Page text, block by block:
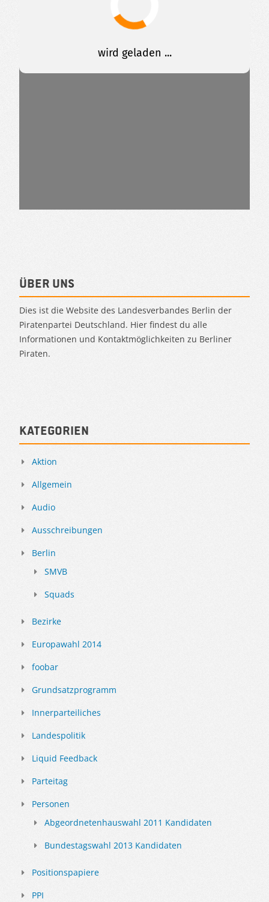
Über uns
Dies ist die Website des Landesverbandes Berlin der
Piratenpartei Deutschland. Hier findest du alle
Informationen und Kontaktmöglichkeiten zu Berliner
Piraten.
Kategorien
Aktion
Allgemein
Audio
Ausschreibungen
Berlin
SMVB
Squads
Bezirke
Europawahl 2014
foobar
Grundsatzprogramm
Innerparteiliches
Landespolitik
Liquid Feedback
Parteitag
Personen
Abgeordnetenhauswahl 2011 Kandidaten
Bundestagswahl 2013 Kandidaten
Positionspapiere
PPI